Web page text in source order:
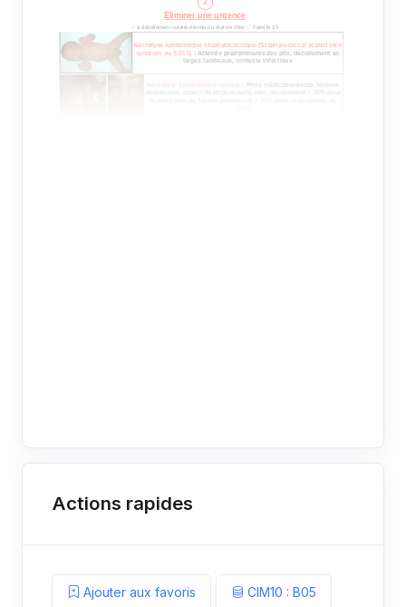
Actions rapides
Ajouter aux favoris CIM10 : B05